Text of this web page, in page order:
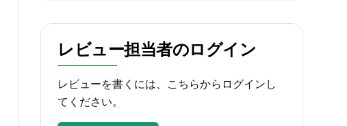
レビュー担当者のログイン
レビューを書くには、こちらからログインし
てください。